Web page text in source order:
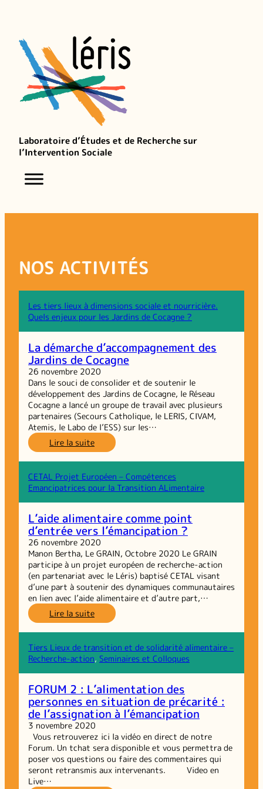
contenu
Laboratoire d’Études et de Recherche sur
l’Intervention Sociale
NOS ACTIVITÉS
Les tiers lieux à dimensions sociale et nourricière.
Quels enjeux pour les Jardins de Cocagne ?
La démarche d’accompagnement des
Jardins de Cocagne
26 novembre 2020
Dans le souci de consolider et de soutenir le
développement des Jardins de Cocagne, le Réseau
Cocagne a lancé un groupe de travail avec plusieurs
partenaires (Secours Catholique, le LERIS, CIVAM,
Atemis, le Labo de l’ESS) sur les…
Lire la suite:
La
démarche
d’accompagnement
des
Cocagne
CETAL Projet Européen – Compétences
Emancipatrices pour la Transition ALimentaire
L’aide alimentaire comme point
d’entrée vers l’émancipation ?
26 novembre 2020
Manon Bertha, Le GRAIN, Octobre 2020 Le GRAIN
participe à un projet européen de recherche-action
(en partenariat avec le Léris) baptisé CETAL visant
d’une part à soutenir des dynamiques communautaires
en lien avec l’aide alimentaire et d’autre part,…
Lire la suite:
L’aide
alimentaire
comme
point
l’émancipation ?
Tiers Lieux de transition et de solidarité alimentaire –
Recherche-action, Seminaires et Colloques
FORUM 2 : L’alimentation des
personnes en situation de précarité :
de l’assignation à l’émancipation
3 novembre 2020
Vous retrouverez ici la vidéo en direct de notre
Forum. Un tchat sera disponible et vous permettra de
poser vos questions ou faire des commentaires qui
seront retransmis aux intervenants. Video en
Live…